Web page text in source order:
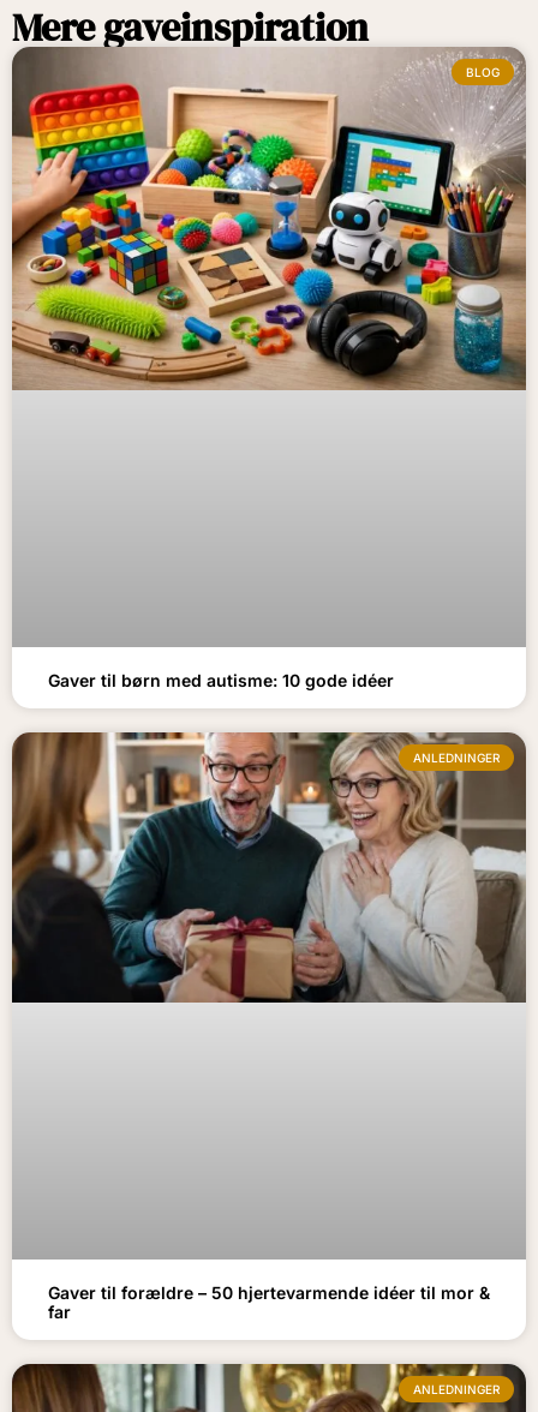
Mere gaveinspiration
BLOG
Gaver til børn med autisme: 10 gode idéer
ANLEDNINGER
Gaver til forældre – 50 hjertevarmende idéer til mor &
far
ANLEDNINGER